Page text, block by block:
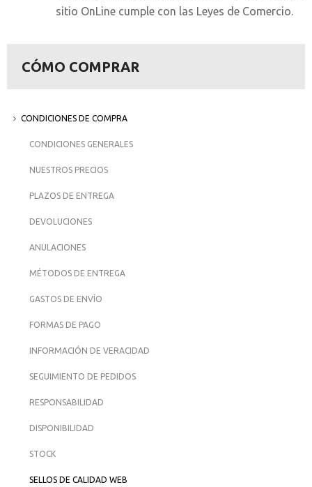
sitio OnLine cumple con las Leyes de Comercio.
CÓMO COMPRAR
CONDICIONES DE COMPRA
CONDICIONES GENERALES
NUESTROS PRECIOS
PLAZOS DE ENTREGA
DEVOLUCIONES
ANULACIONES
MÉTODOS DE ENTREGA
GASTOS DE ENVÍO
FORMAS DE PAGO
INFORMACIÓN DE VERACIDAD
SEGUIMIENTO DE PEDIDOS
RESPONSABILIDAD
DISPONIBILIDAD
STOCK
SELLOS DE CALIDAD WEB